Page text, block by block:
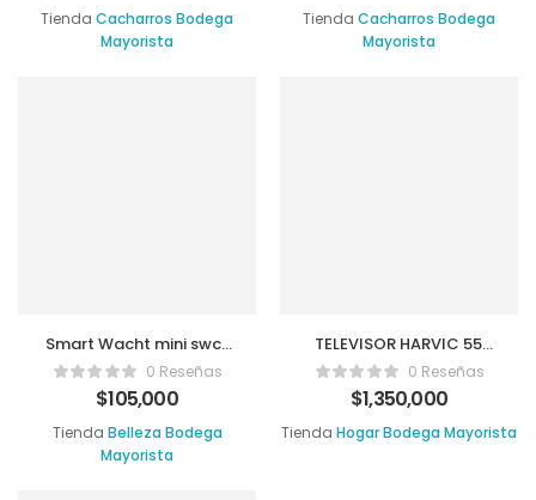
Tienda Cacharros Bodega
Mayorista
Tienda Cacharros Bodega
Mayorista
Smart Wacht mini swc-
9680 Reseñas
$105,000
Tienda Belleza Bodega
Mayorista
TELEVISOR HARVIC 55′
TV-90 Reseñas
$1,350,000
Tienda Hogar Bodega Mayorista